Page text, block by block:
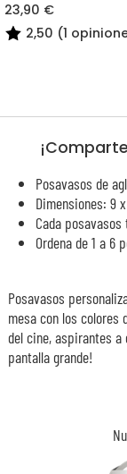
23,90 €
2,50 (1
Posavasos de
Dimensiones: 9
Cada
Ordena de 1 a 6
Posavasos
mesa con los colores
del cine, aspirantes
pantalla grande!